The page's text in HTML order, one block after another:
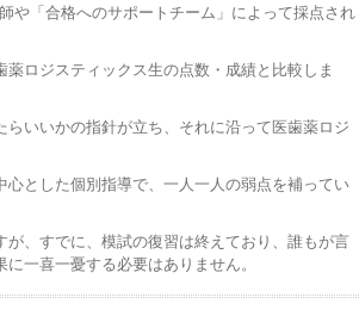
や「合格へのサポートチーム」によって採点され
ロジスティックス生の点数・成績と比較しま
いいかの指針が立ち、それに沿って医歯薬ロジ
とした個別指導で、一人一人の弱点を補ってい
、すでに、模試の復習は終えており、誰もが言
一喜一憂する必要はありません。